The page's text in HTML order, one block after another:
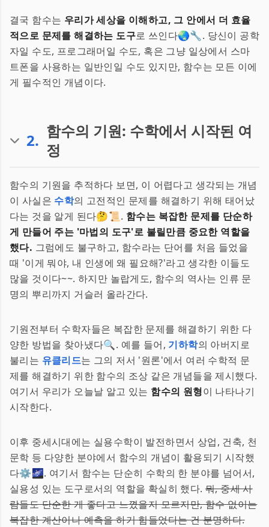
결국 함수는 우리가 세상을 이해하고, 그 안에서 더 효율
적으로 문제를 해결하는 도구로 쓰인다🌏🔧. 당신이 공학
자일 수도, 프로그래머일 수도, 혹은 그냥 일상에서 스마
트폰을 사용하는 일반인일 수도 있지만, 함수는 모든 이에
게 필수적인 개념이다.
2. 함수의 기원: 수학에서 시작된 여
정
함수의 기원을 추적하다 보면, 이 어렵다고 생각되는 개념
이 사실은 수학의 고전적인 문제를 해결하기 위해 태어났
다는 것을 알게 된다🤔📜. 함수는 복잡한 문제를 단순하
게 만들어 주는 '마법의 도구'로 불릴만큼 중요한 역할을
했다. 그럼에도 불구하고, 함수라는 단어를 처음 들었을
때 '이게 뭐야, 내 인생에 왜 필요해?'라고 생각한 이들도
많을 것이다~~. 하지만 놀랍게도, 함수의 역사는 인류 문
명의 뿌리까지 거슬러 올라간다.
기원전부터 수학자들은 복잡한 문제를 해결하기 위한 다
양한 방법을 찾아냈다🔍. 예를 들어, 기하학의 아버지로
불리는 유클리드는 그의 저서 '원론'에서 여러 수학적 문
제를 해결하기 위한 함수의 조상 같은 개념들을 제시했다.
여기서 우리가 오늘날 알고 있는 함수의 원형이 나타나기
시작한다.
이후 중세시대에는 실용수학이 발전하면서 상업, 건축, 천
문학 등 다양한 분야에서 함수의 개념이 활용되기 시작했
다⚙️🌌. 여기서 함수는 단순히 수학의 한 분야를 넘어서,
실용성 있는 도구로서의 역할을 확실히 했다. 뭐, 중세 사
람들도 단순한 게 좋다고 느꼈을지 모르지만, 함수 없이는
복잡한 계산이나 예측을 하기 힘들었다는 건 분명하다.